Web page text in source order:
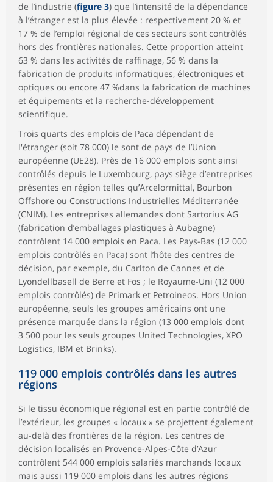
de l’industrie (figure 3) que l’intensité de la dépendance
à l’étranger est la plus élevée : respectivement 20 % et
17 % de l’emploi régional de ces secteurs sont contrôlés
hors des frontières nationales. Cette proportion atteint
63 % dans les activités de raffinage, 56 % dans la
fabrication de produits informatiques, électroniques et
optiques ou encore 47 %dans la fabrication de machines
et équipements et la recherche-développement
scientifique.
Trois quarts des emplois de Paca dépendant de
l'étranger (soit 78 000) le sont de pays de l’Union
européenne (UE28). Près de 16 000 emplois sont ainsi
contrôlés depuis le Luxembourg, pays siège d’entreprises
présentes en région telles qu’Arcelormittal, Bourbon
Offshore ou Constructions Industrielles Méditerranée
(CNIM). Les entreprises allemandes dont Sartorius AG
(fabrication d’emballages plastiques à Aubagne)
contrôlent 14 000 emplois en Paca. Les Pays-Bas (12 000
emplois contrôlés en Paca) sont l’hôte des centres de
décision, par exemple, du Carlton de Cannes et de
Lyondellbasell de Berre et Fos ; le Royaume-Uni (12 000
emplois contrôlés) de Primark et Petroineos. Hors Union
européenne, seuls les groupes américains ont une
présence marquée dans la région (13 000 emplois dont
3 500 pour les seuls groupes United Technologies, XPO
Logistics, IBM et Brinks).
119 000 emplois contrôlés dans les autres
régions
Si le tissu économique régional est en partie contrôlé de
l’extérieur, les groupes « locaux » se projettent également
au-delà des frontières de la région. Les centres de
décision localisés en Provence-Alpes-Côte d’Azur
contrôlent 544 000 emplois salariés marchands locaux
mais aussi 119 000 emplois dans les autres régions